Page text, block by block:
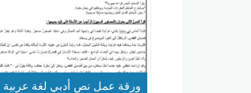
ورقة عمل نص أدبي لغة عربية